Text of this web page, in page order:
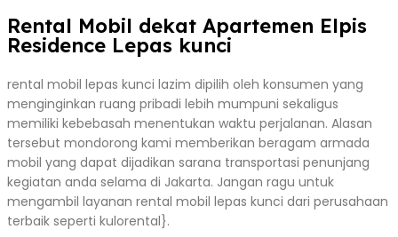
Rental Mobil dekat Apartemen Elpis
Residence Lepas kunci
rental mobil lepas kunci lazim dipilih oleh konsumen yang
menginginkan ruang pribadi lebih mumpuni sekaligus
memiliki kebebasah menentukan waktu perjalanan. Alasan
tersebut mondorong kami memberikan beragam armada
mobil yang dapat dijadikan sarana transportasi penunjang
kegiatan anda selama di Jakarta. Jangan ragu untuk
mengambil layanan rental mobil lepas kunci dari perusahaan
terbaik seperti kulorental}.